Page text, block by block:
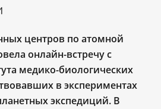
центров по атомной
онлайн-встречу с
медико-биологических
в экспериментах
экспедиций. В